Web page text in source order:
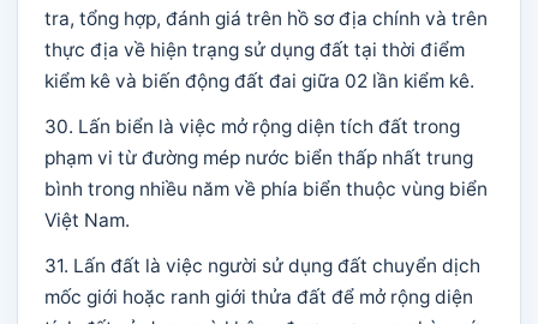
tra, tổng hợp, đánh giá trên hồ sơ địa chính và trên
thực địa về hiện trạng sử dụng đất tại thời điểm
kiểm kê và biến động đất đai giữa 02 lần kiểm kê.
30. Lấn biển là việc mở rộng diện tích đất trong
phạm vi từ đường mép nước biển thấp nhất trung
bình trong nhiều năm về phía biển thuộc vùng biển
Việt Nam.
31. Lấn đất là việc người sử dụng đất chuyển dịch
mốc giới hoặc ranh giới thửa đất để mở rộng diện